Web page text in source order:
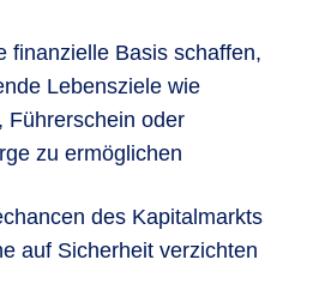
finanzielle Basis schaffen,
Lebensziele wie
Führerschein oder
zu ermöglichen
des Kapitalmarkts
auf Sicherheit verzichten